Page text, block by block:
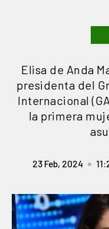
Elisa de Anda
presidenta del
Internacional
la primera
23 Feb, 2024